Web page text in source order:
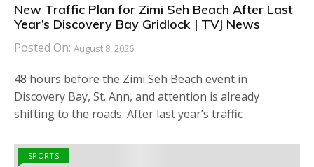
New Traffic Plan for Zimi Seh Beach After Last
Year’s Discovery Bay Gridlock | TVJ News
Posted On: August 8, 2026
48 hours before the Zimi Seh Beach event in
Discovery Bay, St. Ann, and attention is already
shifting to the roads. After last year’s traffic
SPORTS